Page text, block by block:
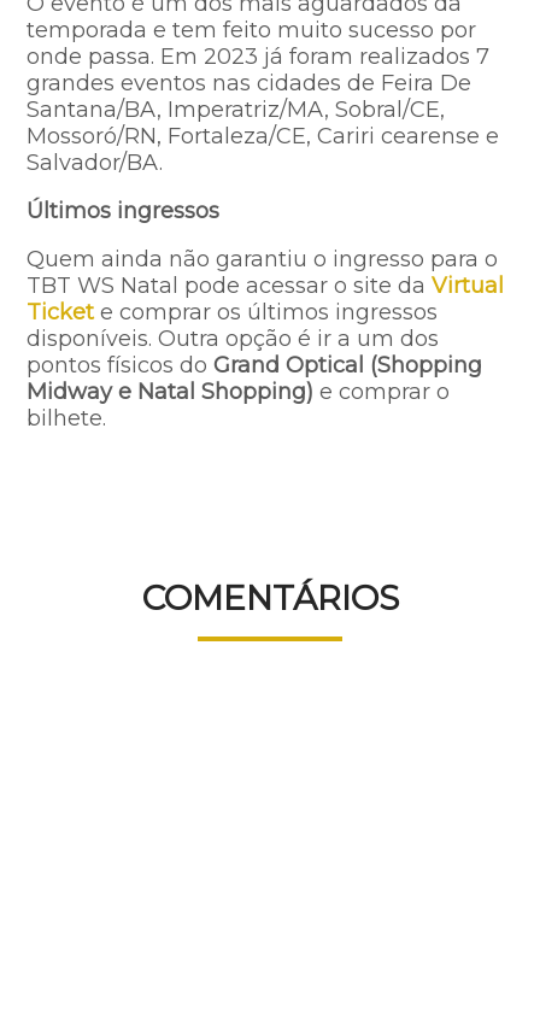
temporada e tem feito muito sucesso por
onde passa. Em 2023 já foram realizados 7
grandes eventos nas cidades de Feira De
Santana/BA, Imperatriz/MA, Sobral/CE,
Mossoró/RN, Fortaleza/CE, Cariri cearense e
Salvador/BA.
Últimos ingressos
Quem ainda não garantiu o ingresso para o
TBT WS Natal pode acessar o site daVirtual
Tickete comprar os últimos ingressos
disponíveis. Outra opção é ir a um dos
pontos físicos doGrand Optical (Shopping
Midway e Natal Shopping) e comprar o
bilhete.
COMENTÁRIOS